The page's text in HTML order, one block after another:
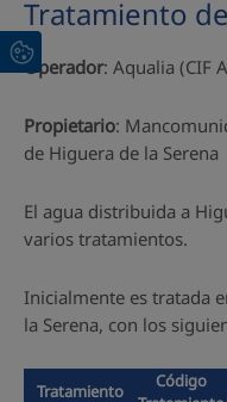
Tratamiento
Operador: Aqualia (CIF
Propietario:
de Higuera de la Serena
El agua distribuida a
varios tratamientos.
Inicialmente es tratada
la Serena, con los
Tratamiento
Código